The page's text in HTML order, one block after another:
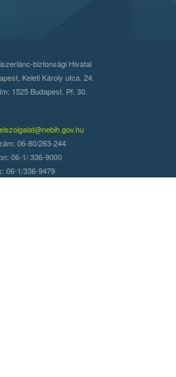
biztonsági Hivatal
Keleti Károly utca. 24.
1525 Budapest. Pf. 30.
06-80/263-244
06-1/ 336-9000
06-1/336-9479